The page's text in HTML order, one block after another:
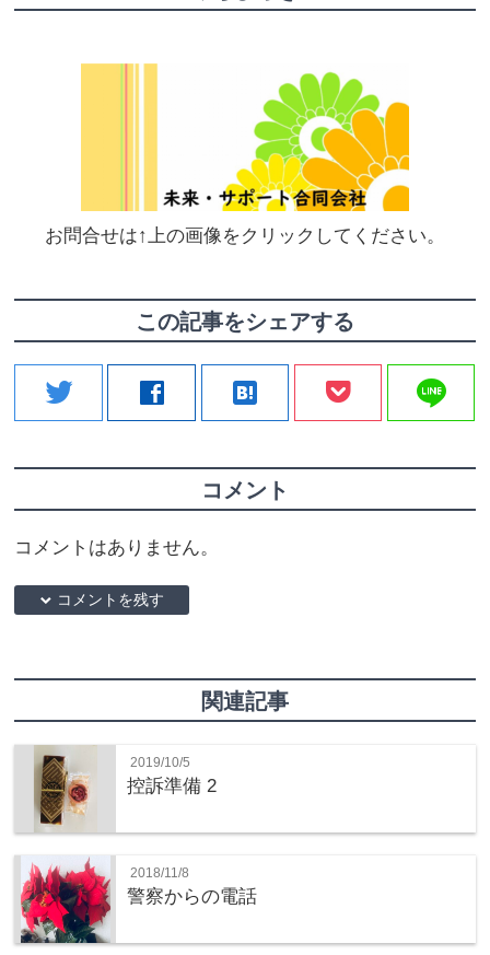
お問合せは↑上の画像をクリックしてください。
この記事をシェアする
twitter facebook hatenabookmark line
コメント
コメントはありません。
down コメントを残す
関連記事
2019/10/5
控訴準備 2
2018/11/8
警察からの電話